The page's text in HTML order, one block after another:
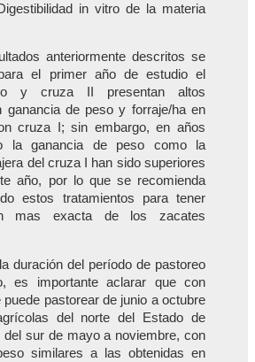
in vitro de la materia
anteriormente descritos se
el primer año de estudio el
y cruza II presentan altos
ganancia de peso y forraje/ha en
cruza I; sin embargo, en años
la ganancia de peso como la
del cruza I han sido superiores
año, por lo que se recomienda
estos tratamientos para tener
mas exacta de los zacates
duración del período de pastoreo
es importante aclarar que con
pastorear de junio a octubre
del norte del Estado de
del sur de mayo a noviembre, con
similares a las obtenidas en